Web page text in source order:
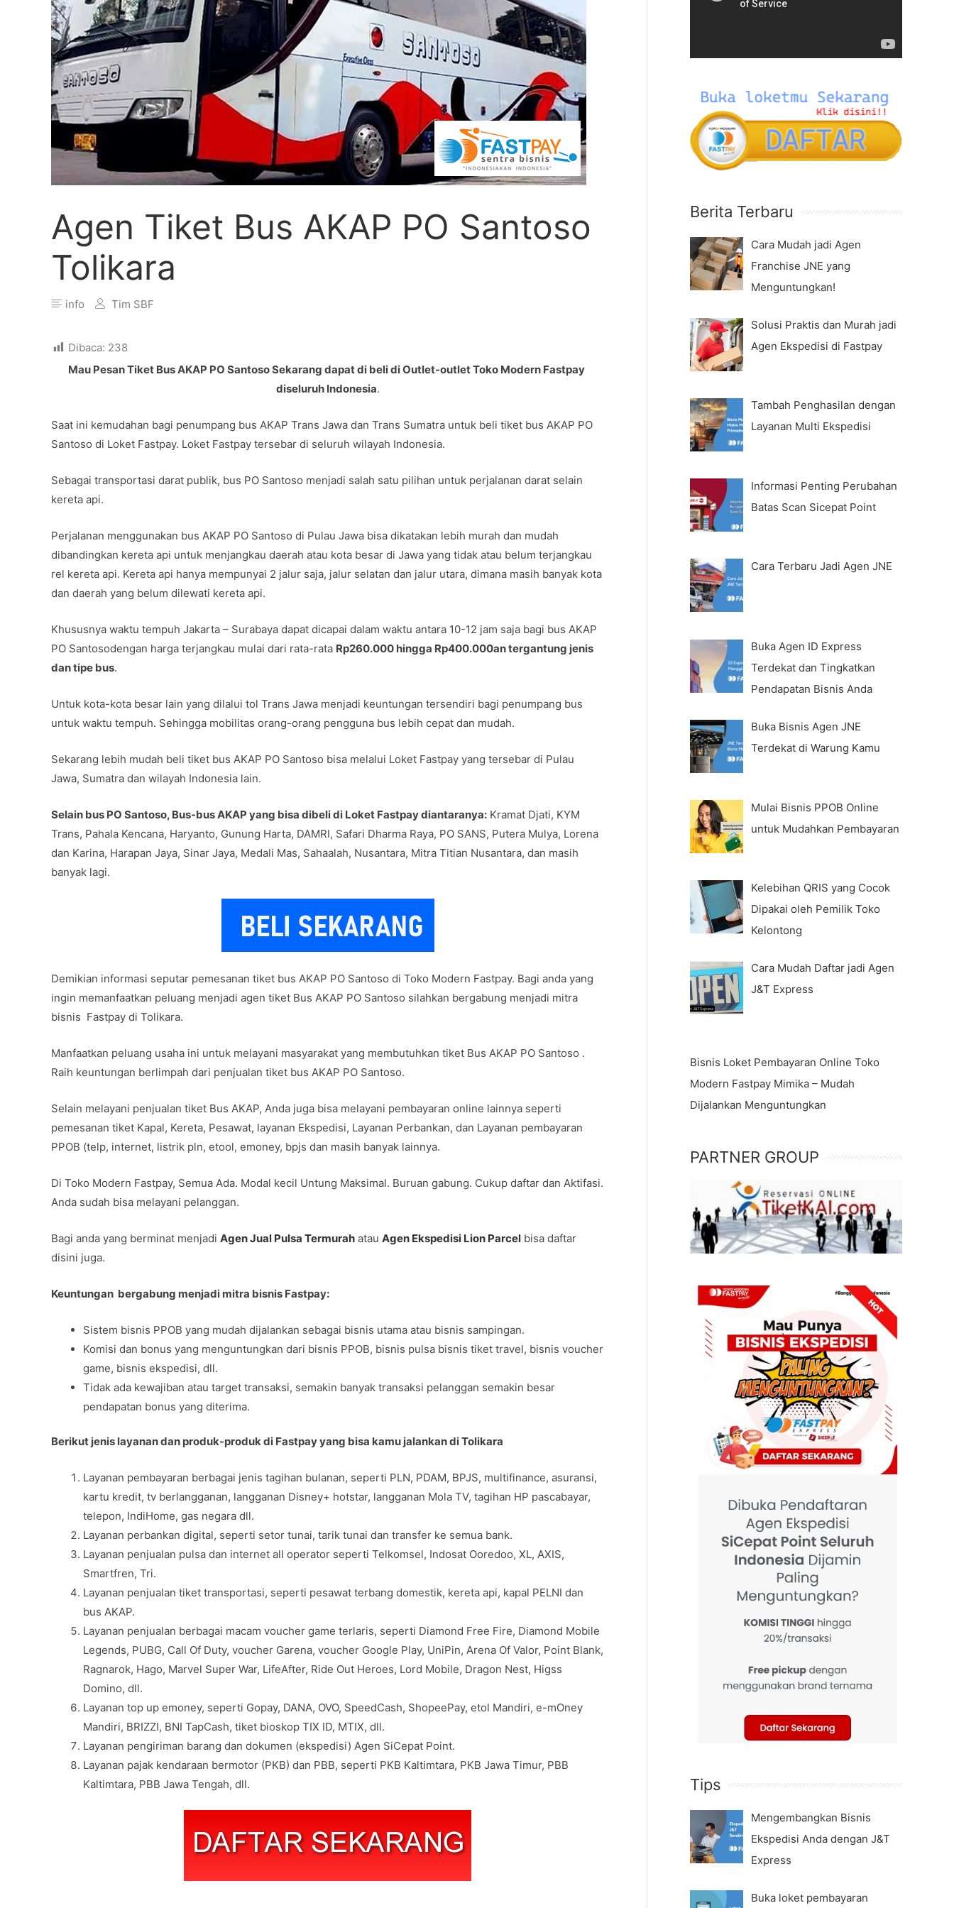
Agen Tiket Bus AKAP PO Santoso
Tolikara
info Tim SBF
Dibaca: 238
Mau Pesan Tiket Bus AKAP PO Santoso Sekarang dapat di beli di Outlet-outlet Toko Modern Fastpay
diseluruh Indonesia.
Saat ini kemudahan bagi penumpang bus AKAP Trans Jawa dan Trans Sumatra untuk beli tiket bus AKAP PO
Santoso di Loket Fastpay. Loket Fastpay tersebar di seluruh wilayah Indonesia.
Sebagai transportasi darat publik, bus PO Santoso menjadi salah satu pilihan untuk perjalanan darat selain
kereta api.
Perjalanan menggunakan bus AKAP PO Santoso di Pulau Jawa bisa dikatakan lebih murah dan mudah
dibandingkan kereta api untuk menjangkau daerah atau kota besar di Jawa yang tidak atau belum terjangkau
rel kereta api. Kereta api hanya mempunyai 2 jalur saja, jalur selatan dan jalur utara, dimana masih banyak kota
dan daerah yang belum dilewati kereta api.
Khususnya waktu tempuh Jakarta – Surabaya dapat dicapai dalam waktu antara 10-12 jam saja bagi bus AKAP
PO Santosodengan harga terjangkau mulai dari rata-rata Rp260.000 hingga Rp400.000an tergantung jenis
dan tipe bus.
Untuk kota-kota besar lain yang dilalui tol Trans Jawa menjadi keuntungan tersendiri bagi penumpang bus
untuk waktu tempuh. Sehingga mobilitas orang-orang pengguna bus lebih cepat dan mudah.
Sekarang lebih mudah beli tiket bus AKAP PO Santoso bisa melalui Loket Fastpay yang tersebar di Pulau
Jawa, Sumatra dan wilayah Indonesia lain.
Selain bus PO Santoso, Bus-bus AKAP yang bisa dibeli di Loket Fastpay diantaranya: Kramat Djati, KYM
Trans, Pahala Kencana, Haryanto, Gunung Harta, DAMRI, Safari Dharma Raya, PO SANS, Putera Mulya, Lorena
dan Karina, Harapan Jaya, Sinar Jaya, Medali Mas, Sahaalah, Nusantara, Mitra Titian Nusantara, dan masih
banyak lagi.
Demikian informasi seputar pemesanan tiket bus AKAP PO Santoso di Toko Modern Fastpay. Bagi anda yang
ingin memanfaatkan peluang menjadi agen tiket Bus AKAP PO Santoso silahkan bergabung menjadi mitra
bisnis Fastpay di Tolikara.
Manfaatkan peluang usaha ini untuk melayani masyarakat yang membutuhkan tiket Bus AKAP PO Santoso .
Raih keuntungan berlimpah dari penjualan tiket bus AKAP PO Santoso.
Selain melayani penjualan tiket Bus AKAP, Anda juga bisa melayani pembayaran online lainnya seperti
pemesanan tiket Kapal, Kereta, Pesawat, layanan Ekspedisi, Layanan Perbankan, dan Layanan pembayaran
PPOB (telp, internet, listrik pln, etool, emoney, bpjs dan masih banyak lainnya.
Di Toko Modern Fastpay, Semua Ada. Modal kecil Untung Maksimal. Buruan gabung. Cukup daftar dan Aktifasi.
Anda sudah bisa melayani pelanggan.
Bagi anda yang berminat menjadi Agen Jual Pulsa Termurah atau Agen Ekspedisi Lion Parcel bisa daftar
disini juga.
Keuntungan bergabung menjadi mitra bisnis Fastpay:
Sistem bisnis PPOB yang mudah dijalankan sebagai bisnis utama atau bisnis sampingan.
Komisi dan bonus yang menguntungkan dari bisnis PPOB, bisnis pulsa bisnis tiket travel, bisnis voucher
game, bisnis ekspedisi, dll.
Tidak ada kewajiban atau target transaksi, semakin banyak transaksi pelanggan semakin besar
pendapatan bonus yang diterima.
Berikut jenis layanan dan produk-produk di Fastpay yang bisa kamu jalankan di Tolikara
Layanan pembayaran berbagai jenis tagihan bulanan, seperti PLN, PDAM, BPJS, multifinance, asuransi,
kartu kredit, tv berlangganan, langganan Disney+ hotstar, langganan Mola TV, tagihan HP pascabayar,
telepon, IndiHome, gas negara dll.
Layanan perbankan digital, seperti setor tunai, tarik tunai dan transfer ke semua bank.
Layanan penjualan pulsa dan internet all operator seperti Telkomsel, Indosat Ooredoo, XL, AXIS,
Smartfren, Tri.
Layanan penjualan tiket transportasi, seperti pesawat terbang domestik, kereta api, kapal PELNI dan
bus AKAP.
Layanan penjualan berbagai macam voucher game terlaris, seperti Diamond Free Fire, Diamond Mobile
Legends, PUBG, Call Of Duty, voucher Garena, voucher Google Play, UniPin, Arena Of Valor, Point Blank,
Ragnarok, Hago, Marvel Super War, LifeAfter, Ride Out Heroes, Lord Mobile, Dragon Nest, Higss
Domino, dll.
Layanan top up emoney, seperti Gopay, DANA, OVO, SpeedCash, ShopeePay, etol Mandiri, e-mOney
Mandiri, BRIZZI, BNI TapCash, tiket bioskop TIX ID, MTIX, dll.
Layanan pengiriman barang dan dokumen (ekspedisi) Agen SiCepat Point.
Layanan pajak kendaraan bermotor (PKB) dan PBB, seperti PKB Kaltimtara, PKB Jawa Timur, PBB
Kaltimtara, PBB Jawa Tengah, dll.
P
e
Berita Terbaru
Cara Mudah jadi Agen
Franchise JNE yang
Menguntungkan!
Solusi Praktis dan Murah jadi
Agen Ekspedisi di Fastpay
Tambah Penghasilan dengan
Layanan Multi Ekspedisi
Informasi Penting Perubahan
Batas Scan Sicepat Point
Cara Terbaru Jadi Agen JNE
Buka Agen ID Express
Terdekat dan Tingkatkan
Pendapatan Bisnis Anda
Buka Bisnis Agen JNE
Terdekat di Warung Kamu
Mulai Bisnis PPOB Online
untuk Mudahkan Pembayaran
Kelebihan QRIS yang Cocok
Dipakai oleh Pemilik Toko
Kelontong
Cara Mudah Daftar jadi Agen
J&T Express
Bisnis Loket Pembayaran Online Toko
Modern Fastpay Mimika – Mudah
Dijalankan Menguntungkan
PARTNER GROUP
Tips
Mengembangkan Bisnis
Ekspedisi Anda dengan J&T
Express
Buka loket pembayaran